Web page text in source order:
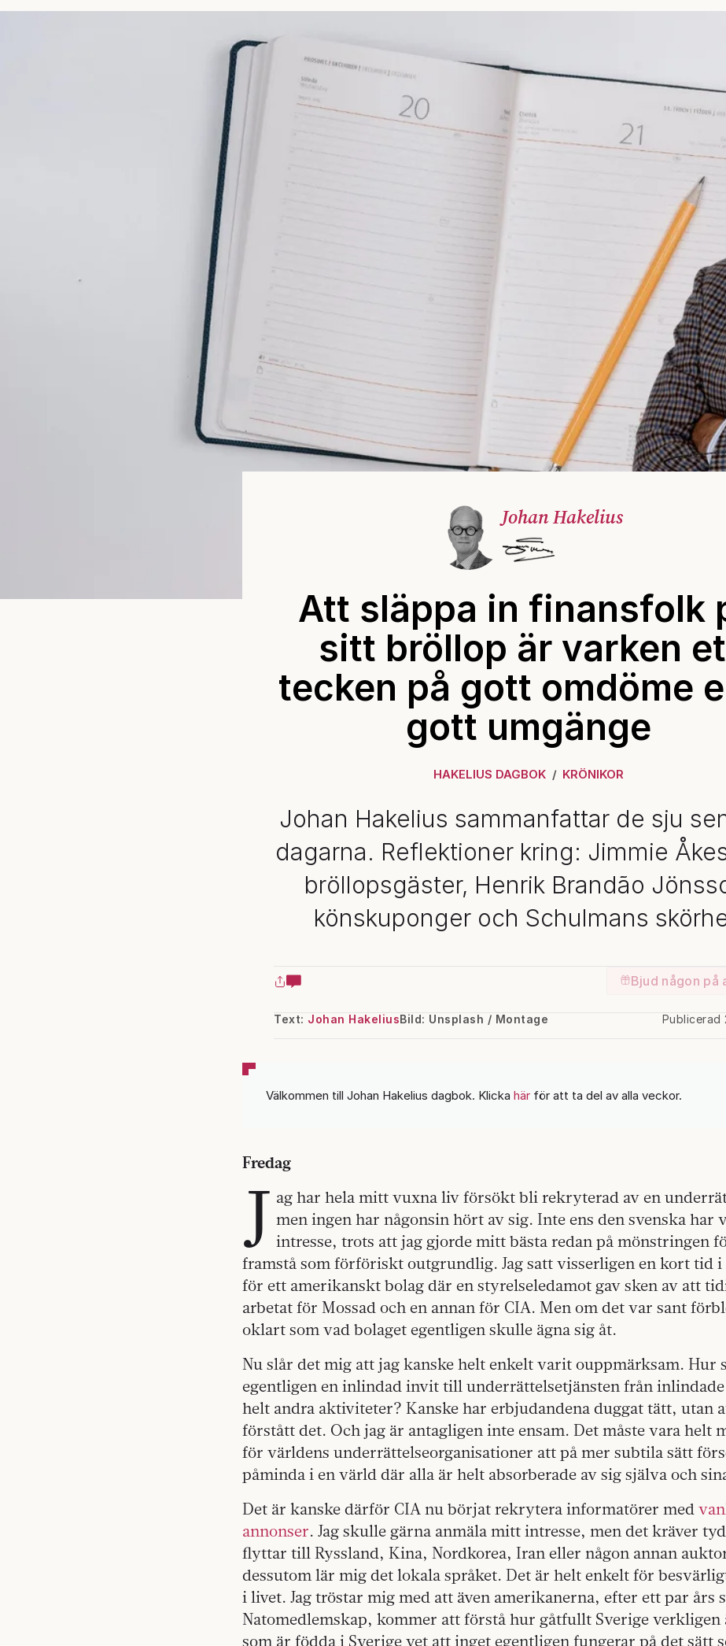
Johan Hakelius
Att släppa in finansfolk
sitt bröllop är varken
tecken på gott omdöme
gott umgänge
HAKELIUS DAGBOK KRÖNIKOR
Johan Hakelius sammanfattar de sju
dagarna. Reflektioner kring: Jimmie
bröllopsgäster, Henrik Brandão
könskuponger och Schulmans
Bjud någon på
Text: Johan Hakelius Publicerad
Bild: Unsplash / Montage
Välkommen till Johan Hakelius dagbok. Klicka här för att ta del av alla veckor.
Fredag
J ag har hela mitt vuxna liv försökt bli rekryterad av en
men ingen har någonsin hört av sig. Inte ens den svenska har
intresse, trots att jag gjorde mitt bästa redan på mönstringen
framstå som förföriskt outgrundlig. Jag satt visserligen en kort tid i
för ett amerikanskt bolag där en styrelseledamot gav sken av att
arbetat för Mossad och en annan för CIA. Men om det var sant
oklart som vad bolaget egentligen skulle ägna sig åt.
Nu slår det mig att jag kanske helt enkelt varit ouppmärksam. Hur
egentligen en inlindad invit till underrättelsetjänsten från
helt andra aktiviteter? Kanske har erbjudandena duggat tätt, utan
förstått det. Och jag är antagligen inte ensam. Det måste vara helt
för världens underrättelseorganisationer att på mer subtila sätt
påminda i en värld där alla är helt absorberade av sig själva och
Det är kanske därför CIA nu börjat rekrytera informatörer med
annonser. Jag skulle gärna anmäla mitt intresse, men det kräver
flyttar till Ryssland, Kina, Nordkorea, Iran eller någon annan
dessutom lär mig det lokala språket. Det är helt enkelt för
i livet. Jag tröstar mig med att även amerikanerna, efter ett par års
Natomedlemskap, kommer att förstå hur gåtfullt Sverige verkligen
som är födda i Sverige vet att inget egentligen fungerar på det sätt